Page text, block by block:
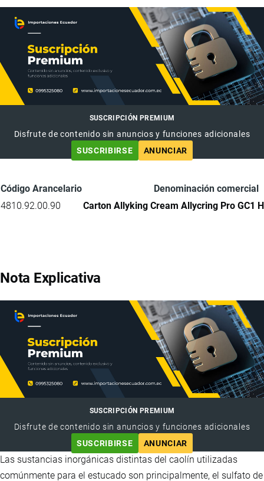
SUSCRIPCIÓN PREMIUM
Disfrute de contenido sin anuncios y funciones adicionales
SUSCRIBIRSE
ANUNCIAR
Código Arancelario
Denominación comercial
4810.92.00.90
Carton Allyking Cream Allycring Pro GC1
Nota Explicativa
SUSCRIPCIÓN PREMIUM
Disfrute de contenido sin anuncios y funciones adicionales
SUSCRIBIRSE
ANUNCIAR
Las sustancias inorgánicas distintas del caolín utilizadas
comúnmente para el estucado son principalmente, el sulfato de